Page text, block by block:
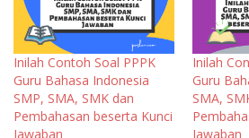
Inilah Contoh Soal PPPK
Guru Bahasa Indonesia
SMP, SMA, SMK dan
Pembahasan beserta Kunci
Jawaban
Inilah
Guru
SMA,
Jawaban